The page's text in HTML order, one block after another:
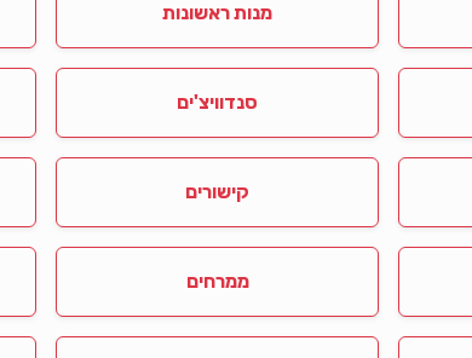
מנות ראשונות
סנדוויצ'ים
קישורים
ממרחים